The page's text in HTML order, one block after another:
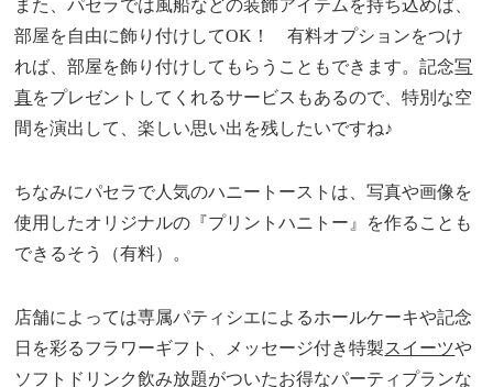
また、パセラでは風船などの装飾アイテムを持ち込めば、
部屋を自由に飾り付けしてOK！ 有料オプションをつけ
れば、部屋を飾り付けしてもらうこともできます。記念写
真をプレゼントしてくれるサービスもあるので、特別な空
間を演出して、楽しい思い出を残したいですね♪
ちなみにパセラで人気のハニートーストは、写真や画像を
使用したオリジナルの『プリントハニトー』を作ることも
できるそう（有料）。
店舗によっては専属パティシエによるホールケーキや記念
日を彩るフラワーギフト、メッセージ付き特製スイーツや
ソフトドリンク飲み放題がついたお得なパーティプランな